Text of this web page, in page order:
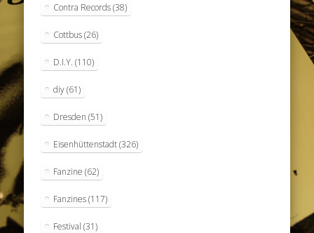
Contra Records(38)
Cottbus(26)
D.I.Y. (110)
diy(61)
Dresden (51)
Eisenhüttenstadt(326)
Fanzine (62)
Fanzines(117)
Festival (31)